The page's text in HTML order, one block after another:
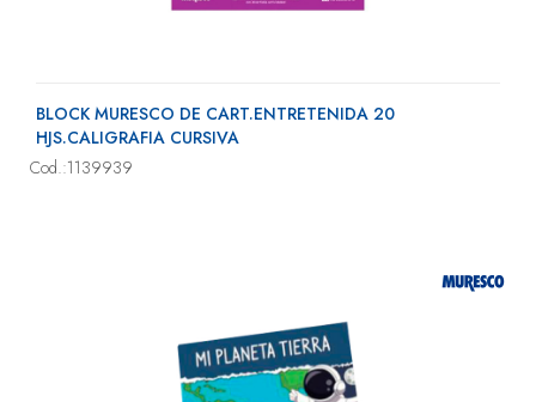
BLOCK MURESCO DE CART.ENTRETENIDA 20
HJS.CALIGRAFIA CURSIVA
Cod.:1139939